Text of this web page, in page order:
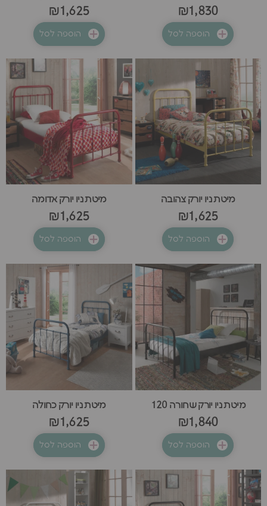
₪1,830
הוספה לסל
₪1,625
הוספה לסל
מיטת ניו יורק צהובה
₪1,625
הוספה לסל
מיטת ניו יורק אדומה
₪1,625
הוספה לסל
מיטת ניו יורק שחורה 120
₪1,840
הוספה לסל
מיטת ניו יורק כחולה
₪1,625
הוספה לסל